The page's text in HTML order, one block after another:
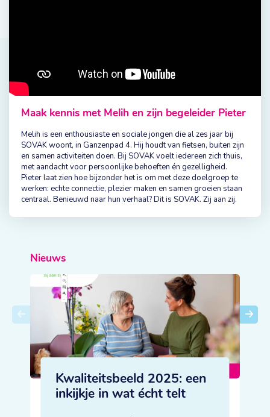
Maak kennis met Melih en zijn begeleider Pieter
Melih is een enthousiaste en sociale jongen die al zes jaar bij
SOVAK woont, in Ganzenpad 4. Hij houdt van fietsen, buiten zijn
en samen activiteiten doen. Bij SOVAK voelt iedereen zich thuis,
met aandacht voor persoonlijke behoeften én gezelligheid.
Pieter laat zien hoe bijzonder het is om met deze doelgroep te
werken: echte connectie, plezier maken en samen groeien staan
centraal. Benieuwd naar hun verhaal? Dit is SOVAK. Zij aan zij.
Nieuws
Kwaliteitsbeeld 2025: een
inkijkje in wat écht telt